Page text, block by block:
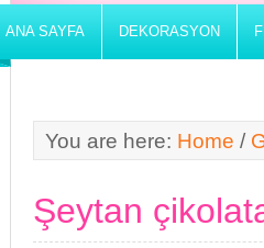
ANA SAYFA DEKORASYON
You are here: Home /
Şeytan